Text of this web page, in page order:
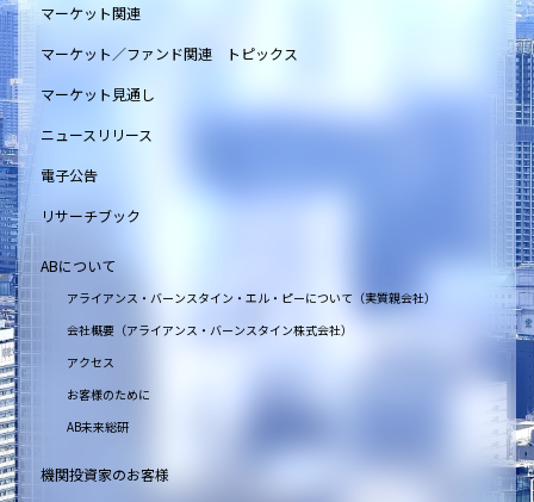
マーケット関連
マーケット／ファンド関連 トピックス
マーケット見通し
ニュースリリース
電子公告
リサーチブック
ABについて
アライアンス・バーンスタイン・エル・ピーについて（実質親会社）
会社概要（アライアンス・バーンスタイン株式会社）
アクセス
お客様のために
AB未来総研
機関投資家のお客様